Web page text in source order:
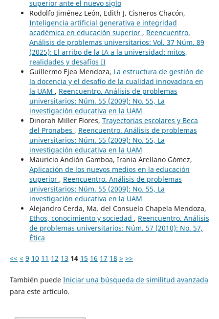
superior ante el nuevo siglo
Rodolfo Jiménez León, Edith J. Cisneros Chacón,
Inteligencia artificial generativa e integridad
académica en educación superior , Reencuentro.
Análisis de problemas universitarios: Vol. 37 Núm. 89
(2025): El arribo de la IA a la universidad: mitos,
realidades y desafíos II
Guillermo Ejea Mendoza, La estructura de gestión de
la docencia y el desafío de la cualidad innovadora en
la UAM , Reencuentro. Análisis de problemas
universitarios: Núm. 55 (2009): No. 55, La
investigación educativa en la UAM
Dinorah Miller Flores, Trayectorias escolares y Beca
del Pronabes , Reencuentro. Análisis de problemas
universitarios: Núm. 55 (2009): No. 55, La
investigación educativa en la UAM
Mauricio Andión Gamboa, Irania Arellano Gómez,
Aplicación de los nuevos medios en la educación
superior , Reencuentro. Análisis de problemas
universitarios: Núm. 55 (2009): No. 55, La
investigación educativa en la UAM
Alejandro Cerda, Ma. del Consuelo Chapela Mendoza,
Ethos, conocimiento y sociedad , Reencuentro. Análisis
de problemas universitarios: Núm. 57 (2010): No. 57,
Ética
<< < 9 10 11 12 13 14 15 16 17 18 > >>
También puede Iniciar una búsqueda de similitud avanzada
para este artículo.